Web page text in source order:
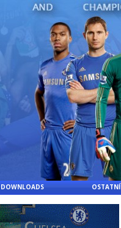
DOWNLOADS OSTATNÍ